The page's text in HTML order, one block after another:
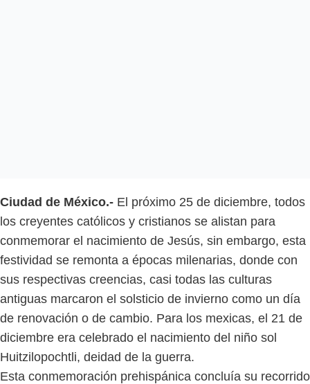
Ciudad de México.- El próximo 25 de diciembre, todos
los creyentes católicos y cristianos se alistan para
conmemorar el nacimiento de Jesús, sin embargo, esta
festividad se remonta a épocas milenarias, donde con
sus respectivas creencias, casi todas las culturas
antiguas marcaron el solsticio de invierno como un día
de renovación o de cambio. Para los mexicas, el 21 de
diciembre era celebrado el nacimiento del niño sol
Huitzilopochtli, deidad de la guerra.
Esta conmemoración prehispánica concluía su recorrido